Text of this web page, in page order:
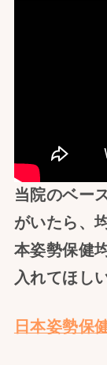
当院のベー
がいたら、
本姿勢保健
入れてほし
日本姿勢保